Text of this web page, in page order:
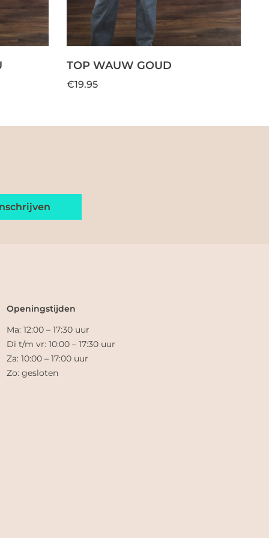
TOP WAUW GOUD
€19.95
Openingstijden
Ma: 12:00 – 17:30 uur
Di t/m vr: 10:00 – 17:30 uur
Za: 10:00 – 17:00 uur
Zo: gesloten